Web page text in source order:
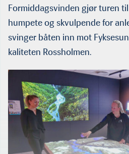
Formiddagsvinden gjør turen
humpete og skvulpende for
svinger båten inn mot
kaliteten Rossholmen.